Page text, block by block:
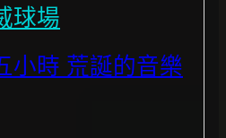
球場
小時 荒誕的音樂